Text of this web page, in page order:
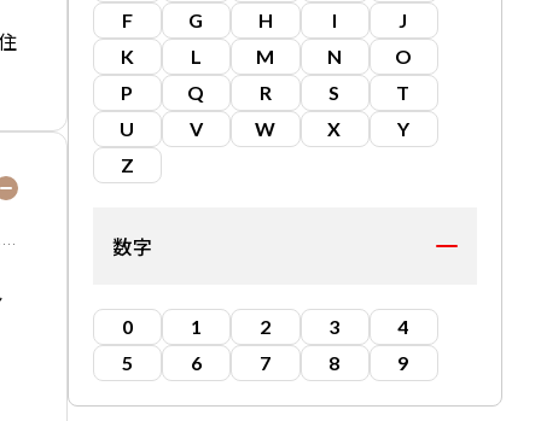
F
G H I
J
K
L M N
O
P
Q R S
T
U
V W X
Y
Z
数字
0 1 2 3
4
5
6 7 8 9